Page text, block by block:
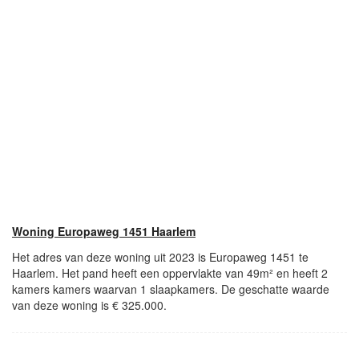
Woning Europaweg 1451 Haarlem
Het adres van deze woning uit 2023 is Europaweg 1451 te
Haarlem. Het pand heeft een oppervlakte van 49m² en heeft 2
kamers kamers waarvan 1 slaapkamers. De geschatte waarde
van deze woning is € 325.000.